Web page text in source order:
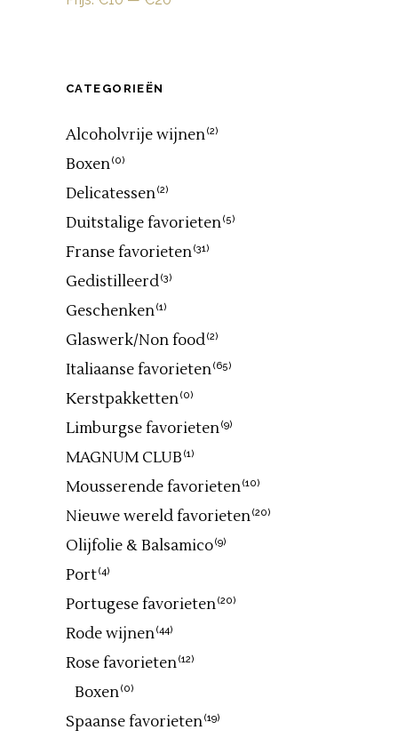
CATEGORIEËN
Alcoholvrije wijnen(2)
Boxen(0)
Delicatessen(2)
Duitstalige favorieten(5)
Franse favorieten(31)
Gedistilleerd(3)
Geschenken(1)
Glaswerk/Non food(2)
Italiaanse favorieten(65)
Kerstpakketten(0)
Limburgse favorieten(9)
MAGNUM CLUB (1)
Mousserende favorieten(10)
Nieuwe wereld favorieten(20)
Olijfolie & Balsamico(9)
Port(4)
Portugese favorieten(20)
Rode wijnen(44)
Rose favorieten(12)
Boxen(0)
Spaanse favorieten(19)